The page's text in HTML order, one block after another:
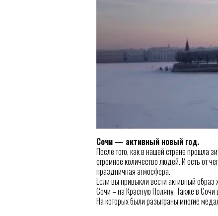
Сочи — активный новый год.
После того, как в нашей стране прошла
огромное количество людей. И есть от
праздничная атмосфера.
Если вы привыкли вести активный образ
Сочи – на Красную Поляну. Также в
На которых были разыграны многие